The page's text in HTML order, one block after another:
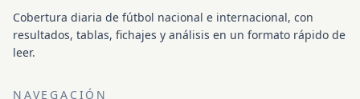
Cobertura diaria de fútbol nacional e internacional, con
resultados, tablas, fichajes y análisis en un formato rápido de
leer.
NAVEGACIÓN